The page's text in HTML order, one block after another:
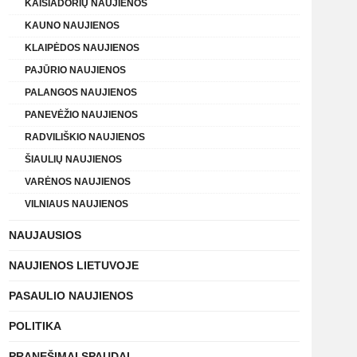
KAIŠIADORIŲ NAUJIENOS
KAUNO NAUJIENOS
KLAIPĖDOS NAUJIENOS
PAJŪRIO NAUJIENOS
PALANGOS NAUJIENOS
PANEVĖŽIO NAUJIENOS
RADVILIŠKIO NAUJIENOS
ŠIAULIŲ NAUJIENOS
VARĖNOS NAUJIENOS
VILNIAUS NAUJIENOS
NAUJAUSIOS
NAUJIENOS LIETUVOJE
PASAULIO NAUJIENOS
POLITIKA